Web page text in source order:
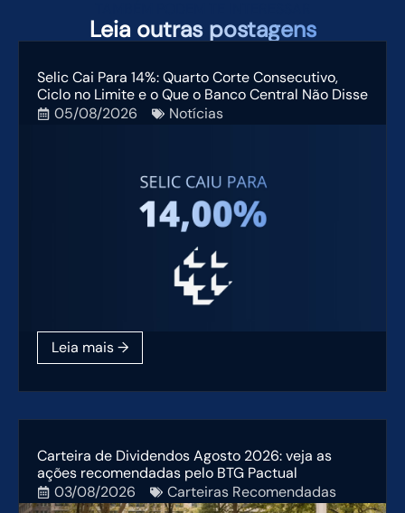
Leia outras postagens
Selic Cai Para 14%: Quarto Corte Consecutivo,
Ciclo no Limite e o Que o Banco Central Não Disse
05/08/2026
Notícias
Carteira de Dividendos Agosto 2026: veja as
ações recomendadas pelo BTG Pactual
03/08/2026
Carteiras Recomendadas